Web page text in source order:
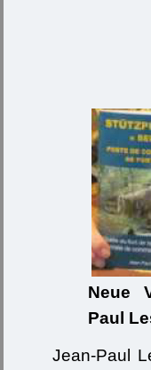
Neue
Paul
Jean-Paul